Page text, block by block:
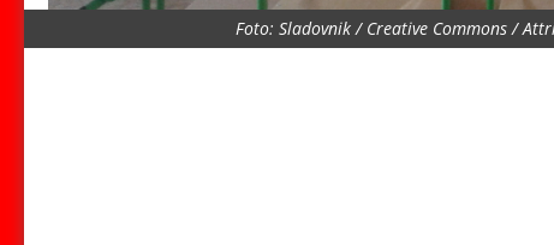
Foto: Sladovnik / Creative Commons /